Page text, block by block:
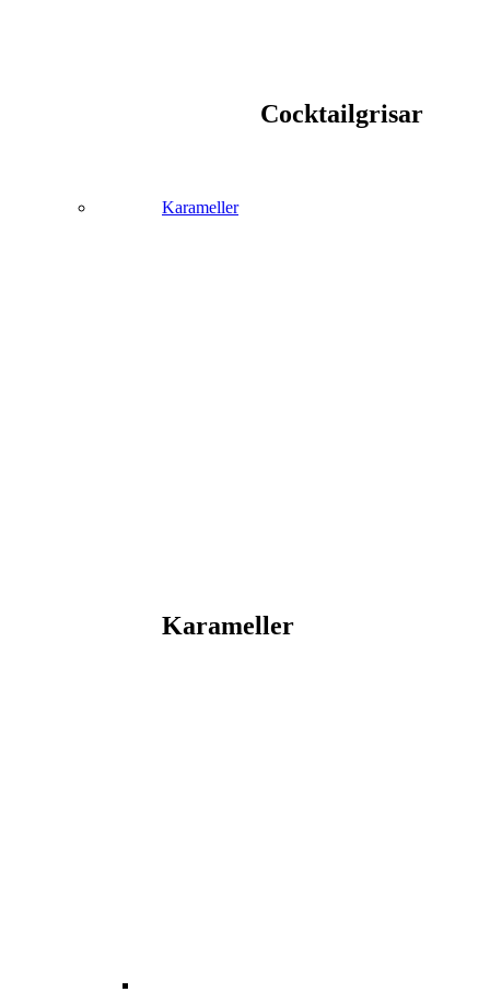
Cocktailgrisar
Karameller
Karameller